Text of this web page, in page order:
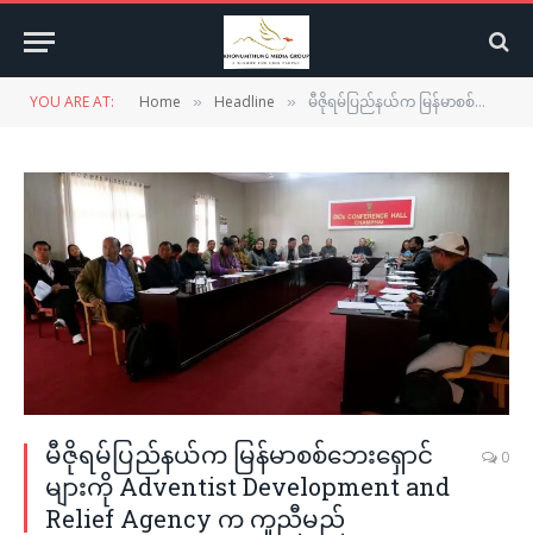
YOU ARE AT: Home » Headline » မီဇိုရမ်ပြည်နယ်က မြန်မာစစ်ဘေးရှောင်များကို Adventist Development and Relief Agency က ကူညီမည်
မီဇိုရမ်ပြည်နယ်က မြန်မာစစ်ဘေးရှောင်
များကို Adventist Development and
Relief Agency က ကူညီမည်
0